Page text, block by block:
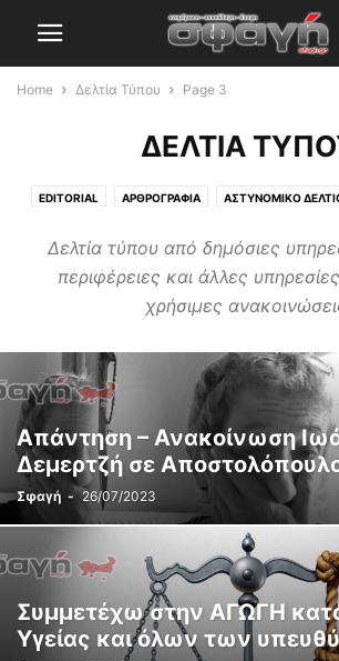
Home Δελτία Τύπου Page 3
ΔΕΛΤΊΑ
EDITORIAL ΑΡΘΡΟΓΡΑΦΊΑ ΑΣΤΥΝΟΜΙΚΌ
ΣΦΑΓΉ ΤΕΧΝΟΛΟΓΊΑ ΤΟ ΒΉΜΑ ΤΟΥ ΠΟΛΊΤΗ
ΥΓΕΊΑ
Δελτία τύπου από δημόσιες
περιφέρειες και άλλες
χρήσιμες
Απάντηση – Ανακοίνωση
Δεμερτζή σε
Σφαγή - 26/07/2023
Συμμετέχω στην ΑΓΩΓΗ
Υγείας και όλων των